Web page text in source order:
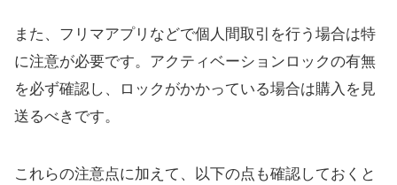
また、フリマアプリなどで個人間取引を行う場合は特
に注意が必要です。アクティベーションロックの有無
を必ず確認し、ロックがかかっている場合は購入を見
送るべきです。
これらの注意点に加えて、以下の点も確認しておくと